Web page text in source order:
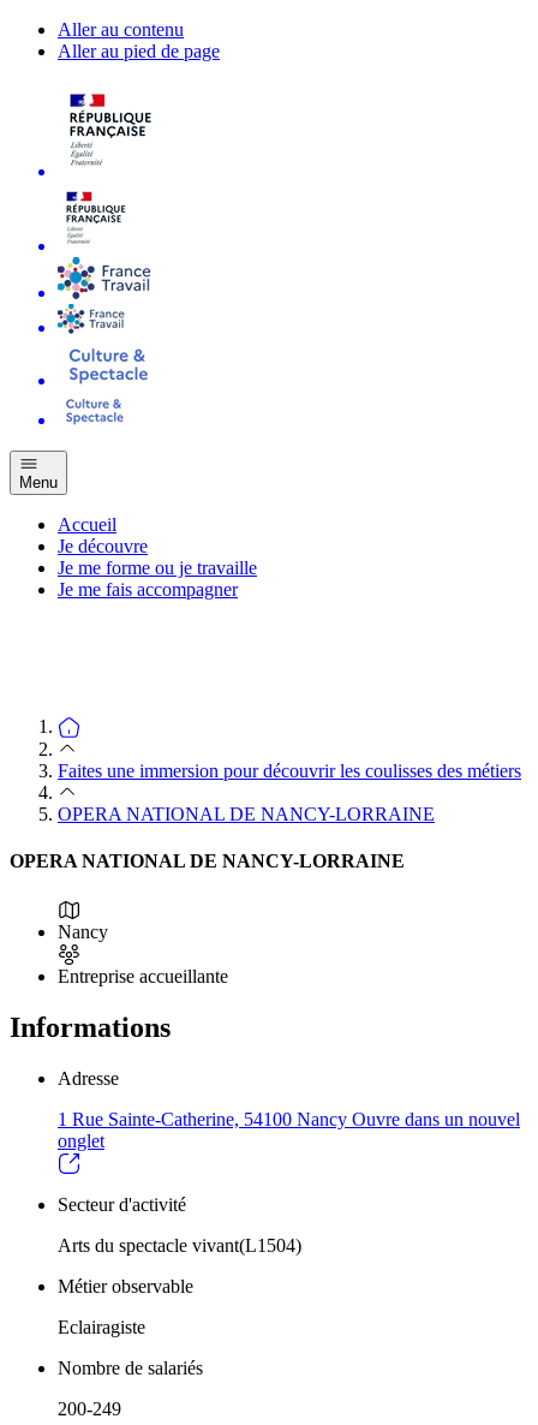
Aller au contenu
Aller au pied de page
Menu
Accueil
Je découvre
Je me forme ou je travaille
Je me fais accompagner
Faites une immersion pour découvrir les coulisses des métiers
OPERA NATIONAL DE NANCY-LORRAINE
OPERA NATIONAL DE NANCY-LORRAINE
Nancy
Entreprise accueillante
Informations
Adresse
1 Rue Sainte-Catherine, 54100 Nancy Ouvre dans un nouvel
onglet
Secteur d'activité
Arts du spectacle vivant(L1504)
Métier observable
Eclairagiste
Nombre de salariés
200-249